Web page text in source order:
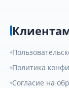
Политика
Согласие на